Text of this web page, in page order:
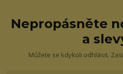
Nepropásněte
a
Můžete se kdykoli odhlásit.